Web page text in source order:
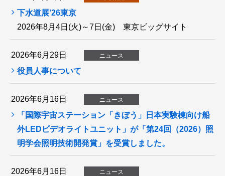
下水道展'26東京
2026年8月4日(火)～7日(金) 東京ビッグサイト
2026年6月29日 ニュース
役員人事について
2026年6月16日 ニュース
「国際宇宙ステーション「きぼう」日本実験棟向け船
外LEDビデオライトユニット」が「第24回（2026）照
明学会照明技術開発賞」を受賞しました。
2026年6月16日 ニュース